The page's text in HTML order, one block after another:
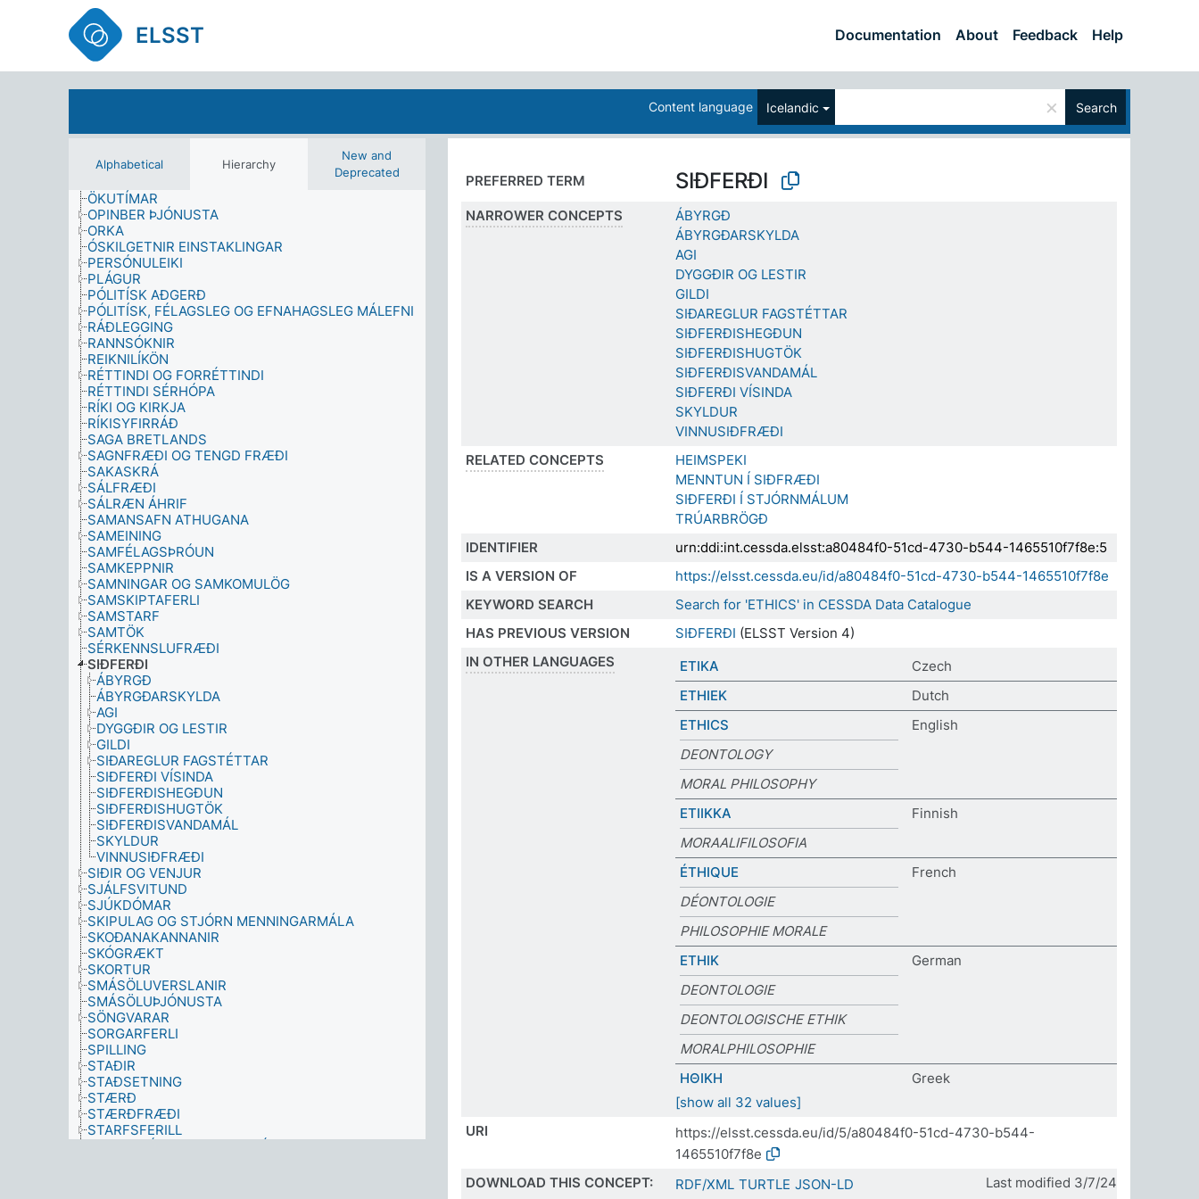
ELSST Documentation About Feedback Help
Content language Icelandic × Search
Alphabetical Hierarchy
New and
Deprecated
MENNINGARAÐSTÆÐUR
MENNINGARARFLEIFÐ
MENNINGARSTARFSEMI
MENNTUN
MISMUNUN
NÁM
NÁTTÚRUFRÆÐI
NEYSLA
ÖKUTÍMAR
OPINBER ÞJÓNUSTA
ORKA
ÓSKILGETNIR EINSTAKLINGAR
PERSÓNULEIKI
PLÁGUR
PÓLITÍSK AÐGERÐ
PÓLITÍSK, FÉLAGSLEG OG EFNAHAGSLEG MÁLEFNI
RÁÐLEGGING
RANNSÓKNIR
REIKNILÍKÖN
RÉTTINDI OG FORRÉTTINDI
RÉTTINDI SÉRHÓPA
RÍKI OG KIRKJA
RÍKISYFIRRÁÐ
SAGA BRETLANDS
SAGNFRÆÐI OG TENGD FRÆÐI
SAKASKRÁ
SÁLFRÆÐI
SÁLRÆN ÁHRIF
SAMANSAFN ATHUGANA
SAMEINING
SAMFÉLAGSÞRÓUN
SAMKEPPNIR
SAMNINGAR OG SAMKOMULÖG
SAMSKIPTAFERLI
SAMSTARF
SAMTÖK
SÉRKENNSLUFRÆÐI
SIÐFERÐI
ÁBYRGÐ
ÁBYRGÐARSKYLDA
AGI
DYGGÐIR OG LESTIR
GILDI
SIÐAREGLUR FAGSTÉTTAR
SIÐFERÐI VÍSINDA
SIÐFERÐISHEGÐUN
SIÐFERÐISHUGTÖK
SIÐFERÐISVANDAMÁL
SKYLDUR
VINNUSIÐFRÆÐI
SIÐIR OG VENJUR
SJÁLFSVITUND
SJÚKDÓMAR
SKIPULAG OG STJÓRN MENNINGARMÁLA
SKOÐANAKANNANIR
SKÓGRÆKT
SKORTUR
SMÁSÖLUVERSLANIR
SMÁSÖLUÞJÓNUSTA
SÖNGVARAR
SORGARFERLI
SPILLING
STAÐIR
STAÐSETNING
STÆRÐ
STÆRÐFRÆÐI
STARFSFERILL
PREFERRED TERM SIÐFERÐI
NARROWER CONCEPTS
ÁBYRGÐ
ÁBYRGÐARSKYLDA
AGI
DYGGÐIR OG LESTIR
GILDI
SIÐAREGLUR FAGSTÉTTAR
SIÐFERÐISHEGÐUN
SIÐFERÐISHUGTÖK
SIÐFERÐISVANDAMÁL
SIÐFERÐI VÍSINDA
SKYLDUR
VINNUSIÐFRÆÐI
RELATED CONCEPTS
HEIMSPEKI
MENNTUN Í SIÐFRÆÐI
SIÐFERÐI Í STJÓRNMÁLUM
TRÚARBRÖGÐ
IDENTIFIER
urn:ddi:int.cessda.elsst:a80484f0-51cd-4730-b544-1465510f7f8e:5
IS A VERSION OF
https://elsst.cessda.eu/id/a80484f0-51cd-4730-b544-1465510f7f8e
KEYWORD SEARCH
Search for 'ETHICS' in CESSDA Data Catalogue
HAS PREVIOUS VERSION
SIÐFERÐI (ELSST Version 4)
IN OTHER LANGUAGES
ETIKA
Czech
ETHIEK
Dutch
ETHICS
English
DEONTOLOGY
MORAL PHILOSOPHY
ETIIKKA
Finnish
MORAALIFILOSOFIA
ÉTHIQUE
French
DÉONTOLOGIE
PHILOSOPHIE MORALE
ETHIK
German
DEONTOLOGIE
DEONTOLOGISCHE ETHIK
MORALPHILOSOPHIE
ΗΘΙΚΗ
Greek
[show all 32 values]
URI
https://elsst.cessda.eu/id/5/a80484f0-51cd-4730-b544-
1465510f7f8e
DOWNLOAD THIS CONCEPT:
RDF/XML TURTLE JSON-LD Last modified 3/7/24